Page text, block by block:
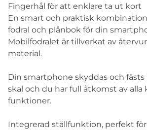
Fingerhål för att enklare ta ut kort
En smart och praktisk
fodral och plånbok för din
Mobilfodralet är tillverkat av
material.
Din smartphone skyddas och
skal och du har full åtkomst av
funktioner.
Integrerad ställfunktion, perfekt